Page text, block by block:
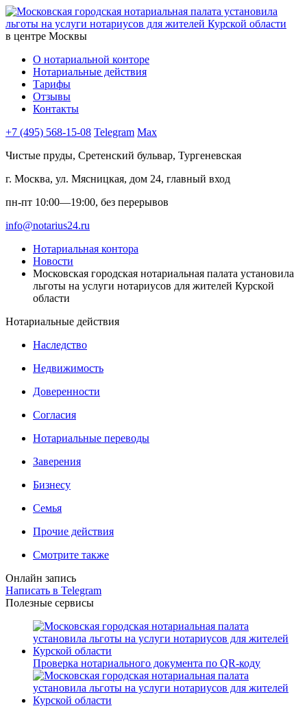
в центре Москвы
О нотариальной конторе
Нотариальные действия
Тарифы
Отзывы
Контакты
+7 (495) 568-15-08 Telegram Max
Чистые пруды, Сретенский бульвар, Тургеневская
г. Москва, ул. Мясницкая, дом 24, главный вход
пн-пт 10:00—19:00, без перерывов
info@notarius24.ru
Нотариальная контора
Новости
Московская городская нотариальная палата установила
льготы на услуги нотариусов для жителей Курской
области
Нотариальные действия
Наследство
Недвижимость
Доверенности
Согласия
Нотариальные переводы
Заверения
Бизнесу
Семья
Прочие действия
Смотрите также
Онлайн запись
Написать в Telegram
Полезные сервисы
Проверка нотариального документа по QR-коду